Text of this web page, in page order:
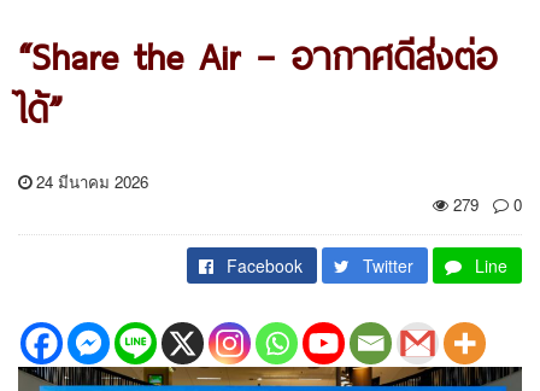
“Share the Air – อากาศดีส่งต่อ
ได้”
24 มีนาคม 2026
279
0
Facebook Twitter Line